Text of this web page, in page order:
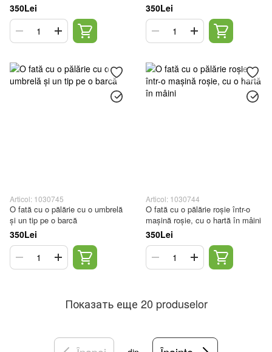
350Lei 350Lei
Articol: 1030745
O fată cu o pălărie cu o umbrelă
și un tip pe o barcă
350Lei
Articol: 1030744
O fată cu o pălărie roșie într-o
mașină roșie, cu o hartă în mâini
350Lei
Показать еще 20 produselor